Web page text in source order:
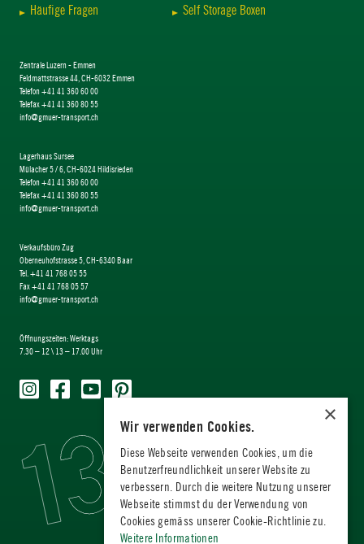
Häufige Fragen
Self Storage Boxen
Zentrale Luzern - Emmen
Feldmattstrasse 44, CH-6032 Emmen
Telefon +41 41 360 60 00
Telefax +41 41 360 80 55
info@gmuer-transport.ch
Lagerhaus Sursee
Mülacher 5 / 6, CH-6024 Hildisrieden
Telefon +41 41 360 60 00
Telefax +41 41 360 80 55
info@gmuer-transport.ch
Verkaufsbüro Zug
Oberneuhofstrasse 5, CH-6340 Baar
Tel. +41 41 768 05 55
Fax +41 41 768 05 57
info@gmuer-transport.ch
Öffnungszeiten: Werktags
7.30 – 12 \ 13 – 17.00 Uhr
×
Wir verwenden Cookies.
Diese Webseite verwenden Cookies, um die
Benutzerfreundlichkeit unserer Website zu
verbessern. Durch die weitere Nutzung unserer
Webseite stimmst du der Verwendung von
Cookies gemäss unserer Cookie-Richtlinie zu.
Weitere Informationen